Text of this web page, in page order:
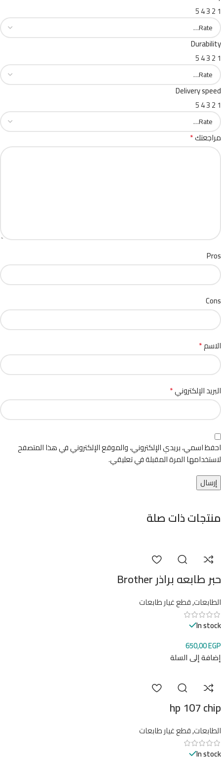
1
2
3
4
5
Durability
1
2
3
4
5
Delivery speed
1
2
3
4
5
مراجعتك*
Pros
Cons
الاسم*
البريد الإلكتروني*
احفظ اسمي، بريدي الإلكتروني، والموقع الإلكتروني في هذا المتصفح
لاستخدامها المرة المقبلة في تعليقي.
منتجات ذات صلة
حبر طابعه براذر Brother
الطابعات,قطع غيار طابعات
In stock
650,00EGP
إضافة إلى السلة
hp 107 chip
الطابعات,قطع غيار طابعات
In stock